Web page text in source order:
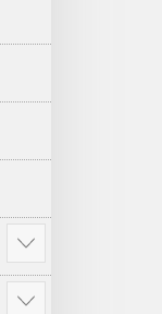
more